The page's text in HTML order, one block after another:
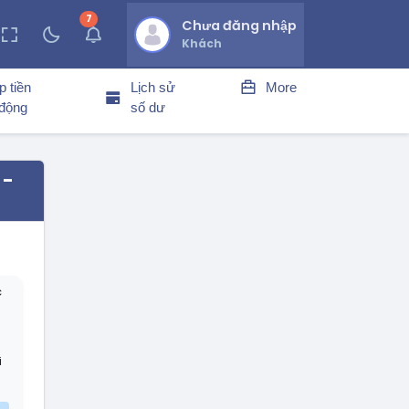
7thông báo chưa đọcChưa đăng nhập
Khách
tiền
Lịch sử
số dư
More
-